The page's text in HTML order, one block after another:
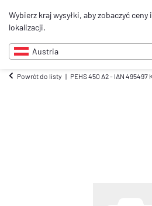
Wybierz kraj wysyłki, aby zobaczyć
lokalizacji.
Austria
Powrót do listy PEHS 450 A2 - IAN 495497